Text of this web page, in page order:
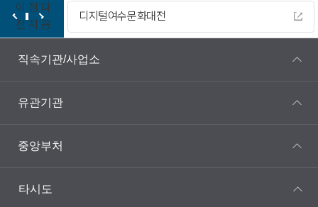
이
전
정
지
다
음
디지털여수문화대전
직속기관/사업소
유관기관
중앙부처
타시도